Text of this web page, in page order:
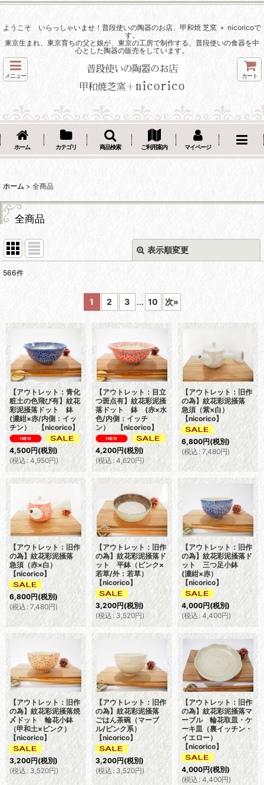
ようこそ いらっしゃいませ！普段使いの陶器のお店、甲和焼 芝窯 ＋ nicoricoで
す。
東京生まれ、東京育ちの父と娘が、東京の工房で制作する、普段使いの食器を中
心とした陶器の販売をしています。
メニュー カート
ホーム カテゴリ 商品検索 ご利用案内 マイページ
ホーム > 全商品
全商品
表示順変更
絞り込む
566件
1 2 3 ... 10 次»
【アウトレット：青化
粧土の色飛び有】紋花
彩泥掻落ドット 鉢
(濃紺×赤/内側：イッ
チン） 【nicorico】
4,500円(税別)
(税込 : 4,950円)
【アウトレット：目立
つ斑点有】紋花彩泥掻
落ドット 鉢 (赤×水
色/内側：イッチ
ン） 【nicorico】
4,200円(税別)
(税込 : 4,620円)
【アウトレット：旧作
の為】紋花彩泥掻落
急須（紫×白）
【nicorico】
6,800円(税別)
(税込 : 7,480円)
【アウトレット：旧作
の為】紋花彩泥掻落
急須（赤×白）
【nicorico】
6,800円(税別)
(税込 : 7,480円)
【アウトレット：旧作
の為】紋花彩泥掻落ド
ット 平鉢（ピンク×
若草/外：若草）
【nicorico】
3,200円(税別)
(税込 : 3,520円)
【アウトレット：旧作
の為】紋花彩泥掻落ド
ット 三つ足小鉢
(濃紺×赤）
【nicorico】
4,000円(税別)
(税込: 4,400円)
【アウトレット：旧作
の為】紋花彩泥掻落焼
〆ドット 輪花小鉢
（甲和土×ピンク）
【nicorico】
3,200円(税別)
(税込: 3,520円)
【アウトレット：旧作
の為】紋花彩泥掻落
ごはん茶碗（マーブ
ル/ピンク系）
【nicorico】
3,200円(税別)
(税込: 3,520円)
【アウトレット：旧作
の為】紋花彩泥掻落マ
ーブル 輪花取皿・ケ
ーキ皿（裏イッチン・
イエロー）
【nicorico】
4,000円(税別)
(税込: 4,400円)